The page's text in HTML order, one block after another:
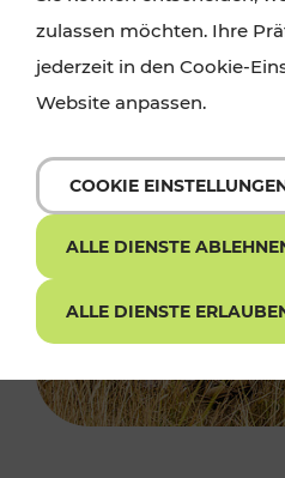
zulassen möchten. Ihre
jederzeit in den Cookie-
Website anpassen.
COOKIE
ALLE DIENSTE
ALLE DIENSTE